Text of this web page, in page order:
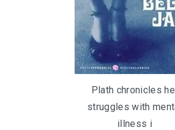
Plath chronicles
struggles with
illness i